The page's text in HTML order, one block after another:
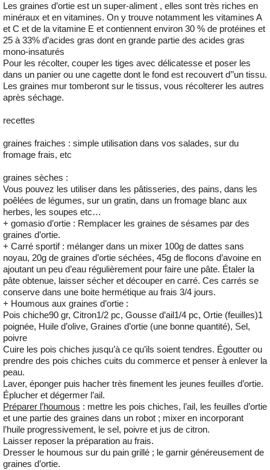
Les graines d’ortie est un super-aliment , elles sont très riches en
minéraux et en vitamines. On y trouve notamment les vitamines A
et C et de la vitamine E et contiennent environ 30 % de protéines et
25 à 33% d’acides gras dont en grande partie des acides gras
mono-insaturés
Pour les récolter, couper les tiges avec délicatesse et poser les
dans un panier ou une cagette dont le fond est recouvert d’’un tissu.
Les graines mur tomberont sur le tissus, vous récolterer les autres
après séchage.
recettes
graines fraiches : simple utilisation dans vos salades, sur du
fromage frais, etc
graines sèches :
Vous pouvez les utiliser dans les pâtisseries, des pains, dans les
poêlées de légumes, sur un gratin, dans un fromage blanc aux
herbes, les soupes etc…
+ gomasio d’ortie : Remplacer les graines de sésames par des
graines d’ortie.
+ Carré sportif : mélanger dans un mixer 100g de dattes sans
noyau, 20g de graines d’ortie séchées, 45g de flocons d’avoine en
ajoutant un peu d’eau régulièrement pour faire une pâte. Étaler la
pâte obtenue, laisser sécher et découper en carré. Ces carrés se
conserve dans une boite hermétique au frais 3/4 jours.
+ Houmous aux graines d’ortie :
Pois chiche90 gr, Citron1/2 pc, Gousse d’ail1/4 pc, Ortie (feuilles)1
poignée, Huile d’olive, Graines d’ortie (une bonne quantité), Sel,
poivre
Cuire les pois chiches jusqu’à ce qu’ils soient tendres. Égoutter ou
prendre des pois chiches cuits du commerce et penser à enlever la
peau.
Laver, éponger puis hacher très finement les jeunes feuilles d’ortie.
Éplucher et dégermer l’ail.
Préparer l’houmous : mettre les pois chiches, l’ail, les feuilles d’ortie
et une partie des graines dans un robot ; mixer en incorporant
l’huile progressivement, le sel, poivre et jus de citron.
Laisser reposer la préparation au frais.
Dresser le houmous sur du pain grillé ; le garnir généreusement de
graines d’ortie.